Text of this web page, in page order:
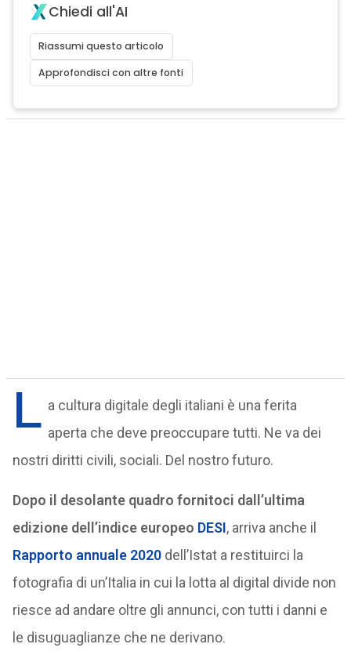
Chiedi all'AI
Riassumi questo articolo
Approfondisci con altre fonti
L a cultura digitale degli italiani è una ferita
aperta che deve preoccupare tutti. Ne va dei
nostri diritti civili, sociali. Del nostro futuro.
Dopo il desolante quadro fornitoci dall’ultima
edizione dell’indice europeo DESI, arriva anche il
Rapporto annuale 2020dell’Istat a restituirci la
fotografia di un’Italia in cui la lotta al digital divide non
riesce ad andare oltre gli annunci, con tutti i danni e
le disuguaglianze che ne derivano.